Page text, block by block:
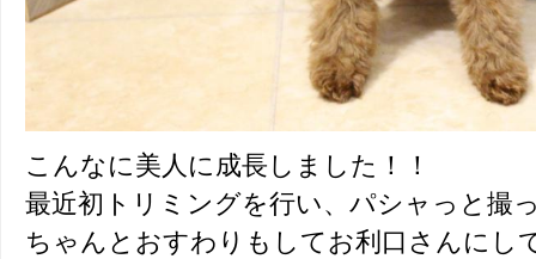
こんなに美人に成長しました！！
最近初トリミングを行い、パシャっと撮
ちゃんとおすわりもしてお利口さんにし